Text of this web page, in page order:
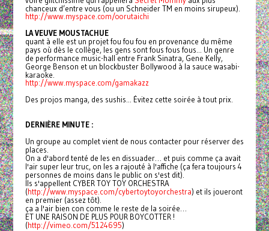
chanceux d’entre vous (ou un Schneider TM en moins sirupeux).
http://www.myspace.com/oorutaichi
LA VEUVE MOUSTACHUE
quant à elle est un projet fou fou fou en provenance du même
pays où dès le collège, les gens sont fous fous fous... Un genre
de performance music-hall entre Frank Sinatra, Gene Kelly,
George Benson et un blockbuster Bollywood à la sauce wasabi-
karaoke.
http://www.myspace.com/gamakazz
Des projos manga, des sushis... Évitez cette soirée à tout prix.
DERNIÈRE MINUTE :
Un groupe au complet vient de nous contacter pour réserver des
places.
On a d'abord tenté de les en dissuader… et puis comme ça avait
l'air super leur truc, on les a rajouté à l'affiche (ça fera toujours 4
personnes de moins dans le public on s'est dit).
Ils s'appellent CYBER TOY TOY ORCHESTRA
(http://www.myspace.com/cybertoytoyorchestra) et ils joueront
en premier (assez tôt).
ça a l'air bien con comme le reste de la soirée…
ET UNE RAISON DE PLUS POUR BOYCOTTER !
(http://vimeo.com/5124695)